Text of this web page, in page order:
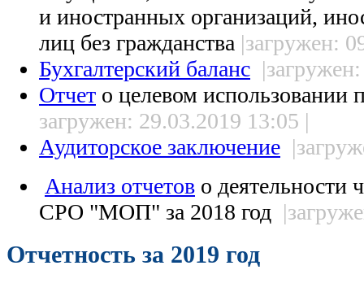
и иностранных организаций,
лиц без гражданства |загружен:
Бухгалтерский баланс
Отчет о целевом
загружен: 29.03.2019 13:05 |
Аудиторское заключение
Анализ отчетов о деятельности
СРО "МОП" за 2018 год
Отчетность за 2019 год